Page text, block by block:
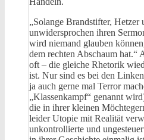
„Solange Brandstifter, Hetzer
unwidersprochen ihren
wird niemand glauben
dem rechten Abschaum hat.“
oft – die gleiche Rhetorik
ist. Nur sind es bei den
ja auch gerne mal Terror
„Klassenkampf“ genannt
die in ihrer kleinen
leider Utopie mit Realität
unkontrollierte und